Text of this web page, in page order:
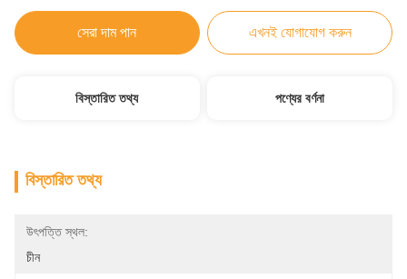
সেরা দাম পান এখনই যোগাযোগ করুন
বিস্তারিত তথ্য পণ্যের বর্ণনা
বিস্তারিত তথ্য
উৎপত্তি স্থল:
চীন